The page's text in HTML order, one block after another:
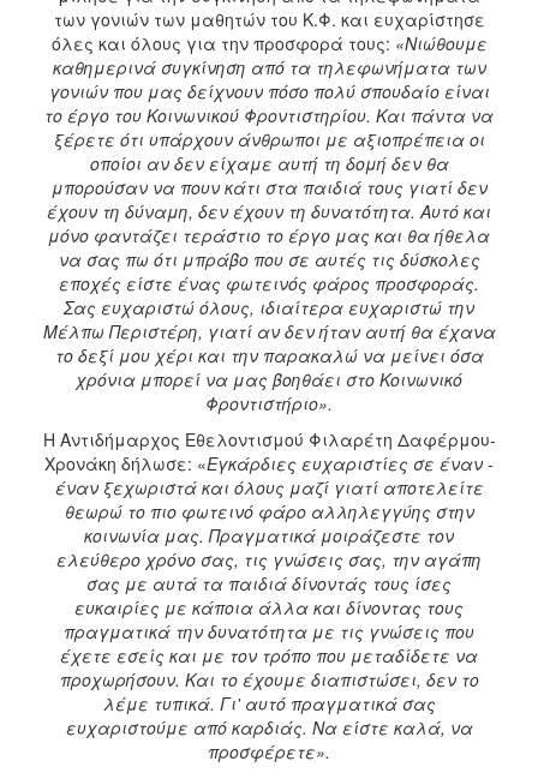
των γονιών των μαθητών του Κ.Φ. και ευχαρίστησε
όλες και όλους για την προσφορά τους: «Νιώθουμε
καθημερινά συγκίνηση από τα τηλεφωνήματα των
γονιών που μας δείχνουν πόσο πολύ σπουδαίο είναι
το έργο του Κοινωνικού Φροντιστηρίου. Και πάντα να
ξέρετε ότι υπάρχουν άνθρωποι με αξιοπρέπεια οι
οποίοι αν δεν είχαμε αυτή τη δομή δεν θα
μπορούσαν να πουν κάτι στα παιδιά τους γιατί δεν
έχουν τη δύναμη, δεν έχουν τη δυνατότητα. Αυτό και
μόνο φαντάζει τεράστιο το έργο μας και θα ήθελα
να σας πω ότι μπράβο που σε αυτές τις δύσκολες
εποχές είστε ένας φωτεινός φάρος προσφοράς.
Σας ευχαριστώ όλους, ιδιαίτερα ευχαριστώ την
Μέλπω Περιστέρη, γιατί αν δεν ήταν αυτή θα έχανα
το δεξί μου χέρι και την παρακαλώ να μείνει όσα
χρόνια μπορεί να μας βοηθάει στο Κοινωνικό
Φροντιστήριο».
Η Αντιδήμαρχος Εθελοντισμού Φιλαρέτη Δαφέρμου-
Χρονάκη δήλωσε: «Εγκάρδιες ευχαριστίες σε έναν -
έναν ξεχωριστά και όλους μαζί γιατί αποτελείτε
θεωρώ το πιο φωτεινό φάρο αλληλεγγύης στην
κοινωνία μας. Πραγματικά μοιράζεστε τον
ελεύθερο χρόνο σας, τις γνώσεις σας, την αγάπη
σας με αυτά τα παιδιά δίνοντάς τους ίσες
ευκαιρίες με κάποια άλλα και δίνοντας τους
πραγματικά την δυνατότητα με τις γνώσεις που
έχετε εσείς και με τον τρόπο που μεταδίδετε να
προχωρήσουν. Και το έχουμε διαπιστώσει, δεν το
λέμε τυπικά. Γι' αυτό πραγματικά σας
ευχαριστούμε από καρδιάς. Να είστε καλά, να
προσφέρετε».